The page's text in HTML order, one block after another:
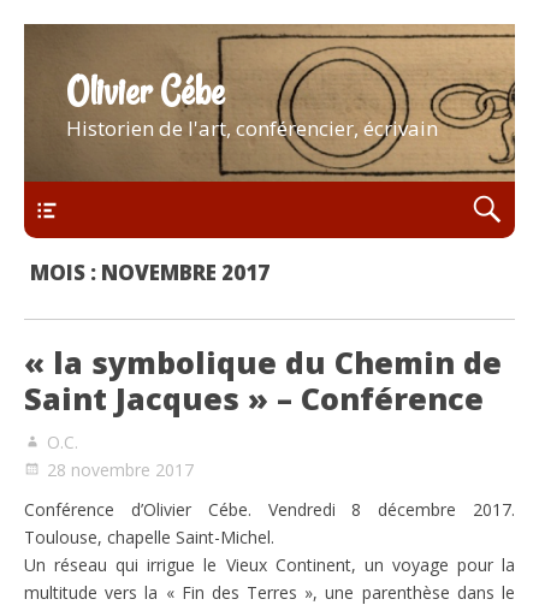
Olivier Cébe
Historien de l'art, conférencier, écrivain
MOIS : NOVEMBRE 2017
« la symbolique du Chemin de
Saint Jacques » – Conférence
O.C.
28 novembre 2017
Conférence d’Olivier Cébe. Vendredi 8 décembre 2017.
Toulouse, chapelle Saint-Michel.
Un réseau qui irrigue le Vieux Continent, un voyage pour la
multitude vers la « Fin des Terres », une parenthèse dans le